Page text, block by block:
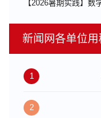
【2026暑期实践】
新闻网各单位用
1
2